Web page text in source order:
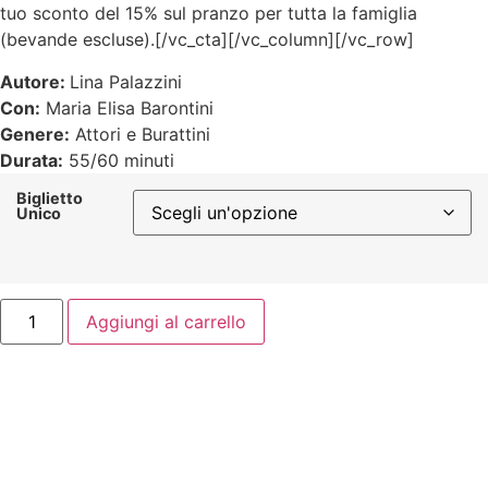
tuo sconto del 15% sul pranzo per tutta la famiglia
(bevande escluse).[/vc_cta][/vc_column][/vc_row]
Autore: Lina Palazzini
Con: Maria Elisa Barontini
Genere: Attori e Burattini
Durata: 55/60 minuti
Biglietto
Unico
Aggiungi al carrello